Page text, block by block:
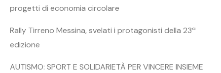
progetti di economia circolare
Rally Tirreno Messina, svelati i protagonisti della 23ª
edizione
AUTISMO: SPORT E SOLIDARIETÀ PER VINCERE INSIEME